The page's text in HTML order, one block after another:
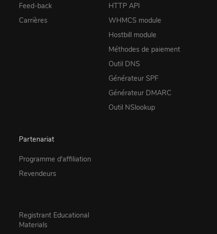
Feed-back
Carrières
HTTP API
WHMCS module
Hostbill module
Méthodes de paiement
Outil DNS
Générateur SPF
Générateur DMARC
Outil NSlookup
Partenariat
Programme d'affiliation
Revendeurs
Registrant Educational
Materials